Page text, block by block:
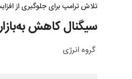
تلاش ترامپ برای جلوگیری از
سیگنال کاهش
گروه انرژی